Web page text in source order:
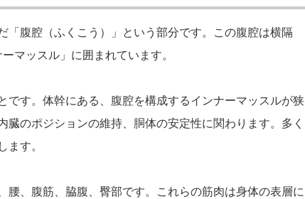
「腹腔（ふくこう）」という部分です。この腹腔は横隔
マッスル」に囲まれています。
です。体幹にある、腹腔を構成するインナーマッスルが狭
のポジションの維持、胴体の安定性に関わります。多く
ます。
、腹筋、脇腹、臀部です。これらの筋肉は身体の表層に